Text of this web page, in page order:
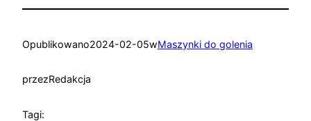
Opublikowano2024-02-05wMaszynki do golenia
przezRedakcja
Tagi: